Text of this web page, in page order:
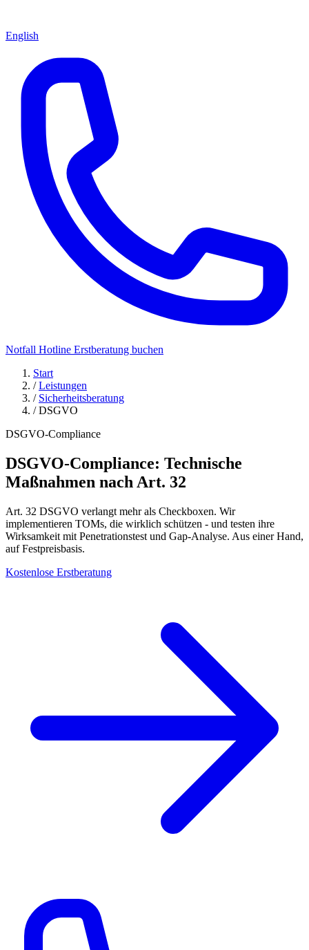
English
Notfall Hotline Erstberatung buchen
Start
/ Leistungen
/ Sicherheitsberatung
/ DSGVO
DSGVO-Compliance
DSGVO-Compliance: Technische
Maßnahmen nach Art. 32
Art. 32 DSGVO verlangt mehr als Checkboxen. Wir
implementieren TOMs, die wirklich schützen - und testen ihre
Wirksamkeit mit Penetrationstest und Gap-Analyse. Aus einer Hand,
auf Festpreisbasis.
Kostenlose Erstberatung